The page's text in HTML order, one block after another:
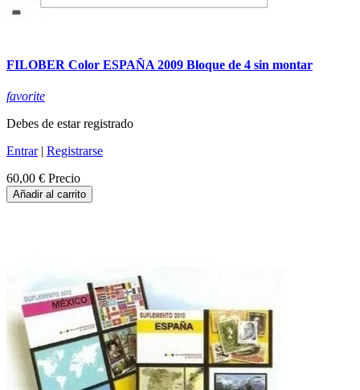
FILOBER Color ESPAÑA 2009 Bloque de 4 sin montar
favorite
Debes de estar registrado
Entrar| Registrarse
60,00 € Precio
Añadir al carrito